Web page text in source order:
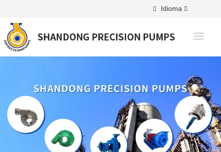
Idioma